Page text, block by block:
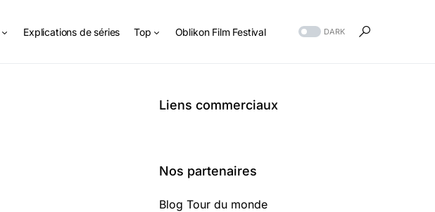
Explications de séries Top Oblikon Film Festival DARK
Liens commerciaux
Nos partenaires
Blog Tour du monde